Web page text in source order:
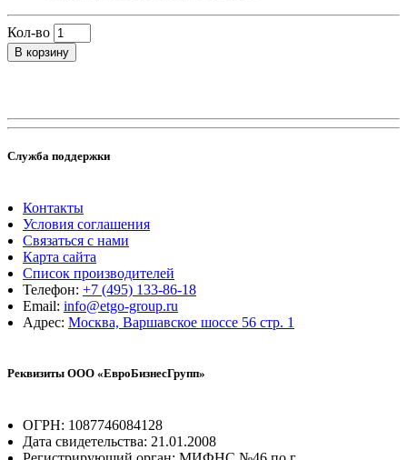
Кол-во
В корзину
Служба поддержки
Контакты
Условия соглашения
Связаться с нами
Карта сайта
Список производителей
Телефон: +7 (495) 133-86-18
Email: info@etgo-group.ru
Адрес: Москва, Варшавское шоссе 56 стр. 1
Реквизиты ООО «ЕвроБизнесГрупп»
ОГРН: 1087746084128
Дата свидетельства: 21.01.2008